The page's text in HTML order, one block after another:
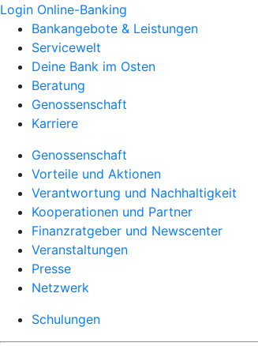
Login Online-Banking
Bankangebote & Leistungen
Servicewelt
Deine Bank im Osten
Beratung
Genossenschaft
Karriere
Genossenschaft
Vorteile und Aktionen
Verantwortung und Nachhaltigkeit
Kooperationen und Partner
Finanzratgeber und Newscenter
Veranstaltungen
Presse
Netzwerk
Schulungen